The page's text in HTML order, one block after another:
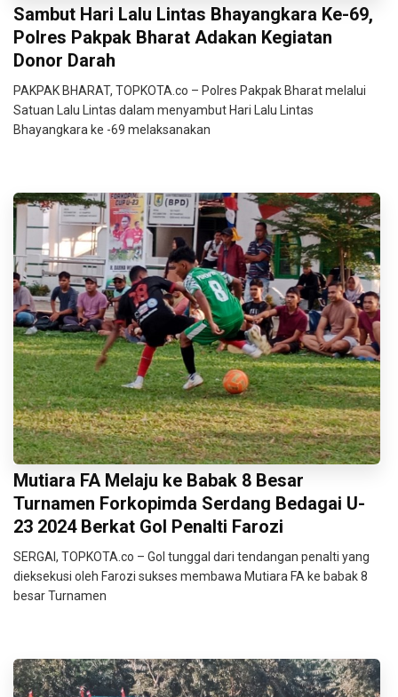
Sambut Hari Lalu Lintas Bhayangkara Ke-69,
Polres Pakpak Bharat Adakan Kegiatan
Donor Darah
PAKPAK BHARAT, TOPKOTA.co – Polres Pakpak Bharat melalui
Satuan Lalu Lintas dalam menyambut Hari Lalu Lintas
Bhayangkara ke -69 melaksanakan
Mutiara FA Melaju ke Babak 8 Besar
Turnamen Forkopimda Serdang Bedagai U-
23 2024 Berkat Gol Penalti Farozi
SERGAI, TOPKOTA.co – Gol tunggal dari tendangan penalti yang
dieksekusi oleh Farozi sukses membawa Mutiara FA ke babak 8
besar Turnamen